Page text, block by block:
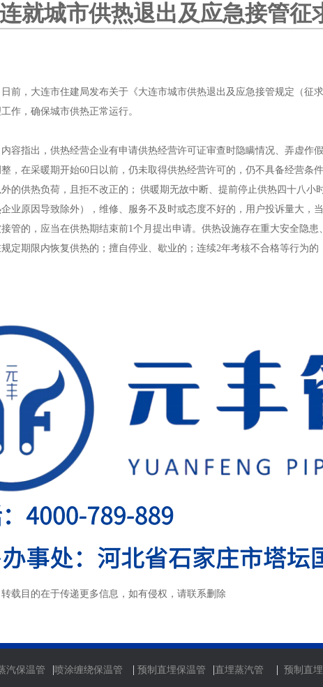
1 2
就城市供热退出及应急接管征
日前，大连市住建局发布关于《大连市城市供热退出及应急接管规定（征
作，确保城市供热正常运行。
内容指出，供热经营企业有申请供热经营许可证审查时隐瞒情况、弄虚作
，在采暖期开始60日以前，仍未取得供热经营许可的，仍不具备经营条
的供热负荷，且拒不改正的； 供暖期无故中断、提前停止供热四十八小
业原因导致除外），维修、服务不及时或态度不好的，用户投诉量大，
管的，应当在供热期结束前1个月提出申请。供热设施存在重大安全隐
定期限内恢复供热的；擅自停业、歇业的；连续2年考核不合格等行为
载目的在于传递更多信息，如有侵权，请联系删除
汽保温管 |喷涂缠绕保温管 | 预制直埋保温管 |直埋蒸汽管 | 预制直